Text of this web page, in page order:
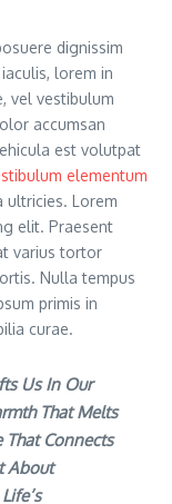
dignissim
lorem in
vel vestibulum
accumsan
est volutpat
elementum
ultricies. Lorem
elit. Praesent
varius tortor
Nulla tempus
primis in
curae.
Us In Our
That Melts
That Connects
About